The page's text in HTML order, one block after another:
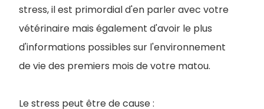
stress, il est primordial d'en parler avec votre
vétérinaire mais également d'avoir le plus
d'informations possibles sur l'environnement
de vie des premiers mois de votre matou.
Le stress peut être de cause :